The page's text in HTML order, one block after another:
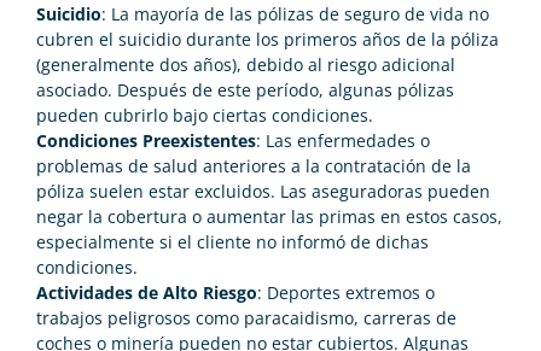
Suicidio: La mayoría de las pólizas de seguro de vida no
cubren el suicidio durante los primeros años de la póliza
(generalmente dos años), debido al riesgo adicional
asociado. Después de este período, algunas pólizas
pueden cubrirlo bajo ciertas condiciones.
Condiciones Preexistentes: Las enfermedades o
problemas de salud anteriores a la contratación de la
póliza suelen estar excluidos. Las aseguradoras pueden
negar la cobertura o aumentar las primas en estos casos,
especialmente si el cliente no informó de dichas
condiciones.
Actividades de Alto Riesgo: Deportes extremos o
trabajos peligrosos como paracaidismo, carreras de
coches o minería pueden no estar cubiertos. Algunas